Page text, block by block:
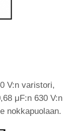
V:n varistori,
μF:n 630 V:n
nokkapuolaan.